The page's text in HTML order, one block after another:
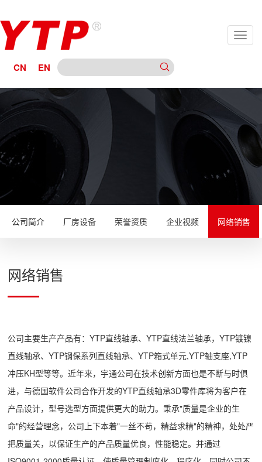
CN EN
公司简介 厂房设备 荣誉资质 企业视频 网络销售
网络销售
公司主要生产产品有：YTP直线轴承、YTP直线法兰轴承，YTP镀镍
直线轴承、YTP钢保系列直线轴承、YTP箱式单元,YTP轴支座,YTP
冲压KH型等等。近年来，宇通公司在技术创新方面也是不断与时俱
进，与德国软件公司合作开发的YTP直线轴承3D零件库将为客户在
产品设计，型号选型方面提供更大的助力。秉承"质量是企业的生
命"的经营理念，公司上下本着"一丝不苟，精益求精"的精神，处处严
把质量关，以保证生产的产品质量优良，性能稳定。并通过